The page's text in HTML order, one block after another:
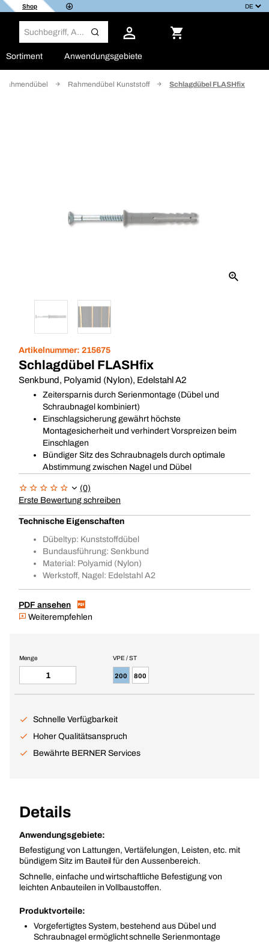
Shop
Sortiment Anwendungsgebiete
Rahmendübel Rahmendübel Kunststoff Schlagdübel FLASHfix
Artikelnummer: 215675
Schlagdübel FLASHfix
Senkbund, Polyamid (Nylon), Edelstahl A2
Zeitersparnis durch Serienmontage (Dübel und
Schraubnagel kombiniert)
Einschlagsicherung gewährt höchste
Montagesicherheit und verhindert Vorspreizen beim
Einschlagen
Bündiger Sitz des Schraubnagels durch optimale
Abstimmung zwischen Nagel und Dübel
(0)
Erste Bewertung schreiben
Technische Eigenschaften
Dübeltyp: Kunststoffdübel
Bundausführung: Senkbund
Material: Polyamid (Nylon)
Werkstoff, Nagel: Edelstahl A2
PDF ansehen
Weiterempfehlen
VPE / ST
200 800
Menge
Schnelle Verfügbarkeit
Hoher Qualitätsanspruch
Bewährte BERNER Services
Details
Anwendungsgebiete:
Befestigung von Lattungen, Vertäfelungen, Leisten, etc. mit
bündigem Sitz im Bauteil für den Aussenbereich.
Schnelle, einfache und wirtschaftliche Befestigung von
leichten Anbauteilen in Vollbaustoffen.
Produktvorteile:
Vorgefertigtes System, bestehend aus Dübel und
Schraubnagel ermöglicht schnelle Serienmontage